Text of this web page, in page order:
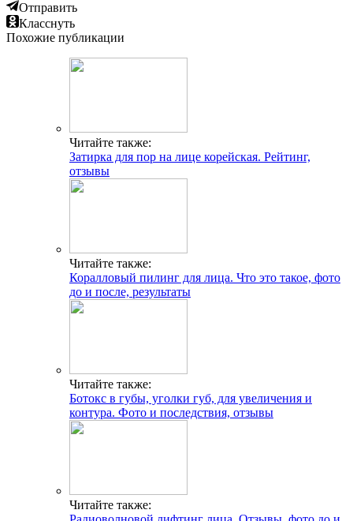
Отправить
Класснуть
Похожие публикации
Читайте также:
Затирка для пор на лице корейская. Рейтинг,
отзывы
Читайте также:
Коралловый пилинг для лица. Что это такое, фото
до и после, результаты
Читайте также:
Ботокс в губы, уголки губ, для увеличения и
контура. Фото и последствия, отзывы
Читайте также: